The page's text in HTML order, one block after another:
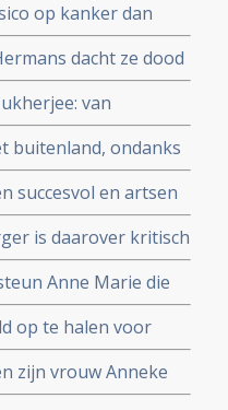
op kanker dan
studies
dacht ze dood
mee omgaat
van
buitenland, ondanks
Europees onderzoek
succesvol en artsen
is daarover kritisch
Anne Marie die
daartegen wil
op te halen voor
zijn vrouw Anneke
is maandag 6 mei